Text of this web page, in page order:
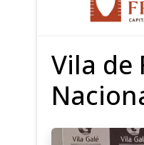
Vila de